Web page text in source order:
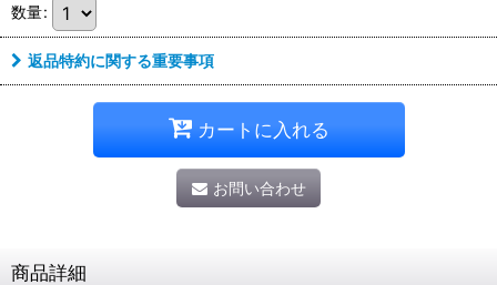
数量:
返品特約に関する重要事項
カートに入れる
お問い合わせ
商品詳細